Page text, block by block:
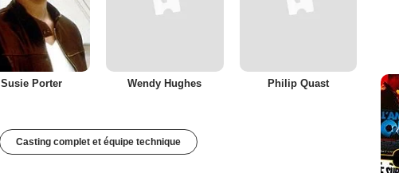
Susie Porter Wendy Hughes Philip Quast
Casting complet et équipe technique